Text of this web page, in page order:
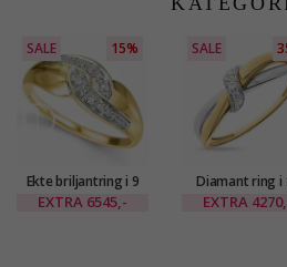
SALE 15%
Ekte briljantring i 9
karat gull og hvitt
EXTRA 6545,-
SALE
Diamant ring i
karat gull og
EXTRA